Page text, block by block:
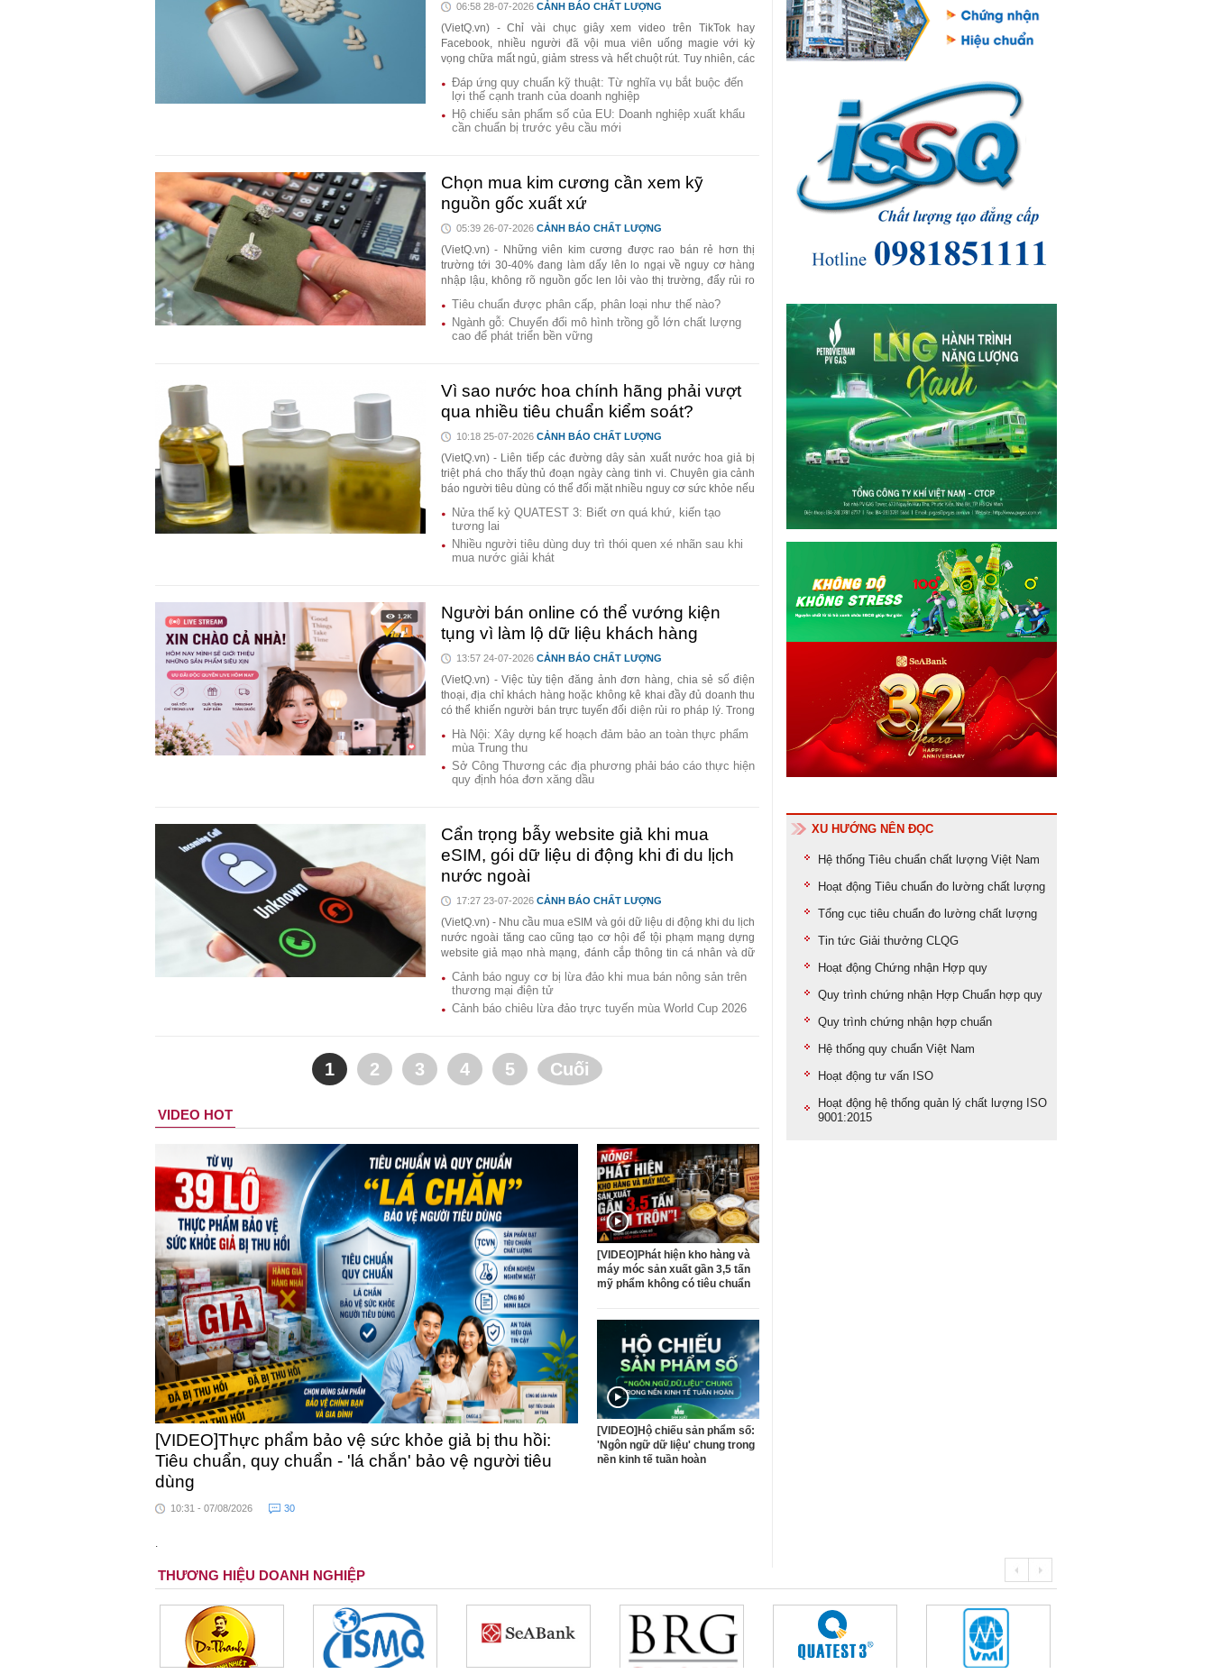
06:58 28-07-2026 CẢNH BÁO CHẤT LƯỢNG
(VietQ.vn) - Chỉ vài chục giây xem video trên TikTok hay
Facebook, nhiều người đã vội mua viên uống magie với kỳ
vọng chữa mất ngủ, giảm stress và hết chuột rút. Tuy nhiên, các
chuyên gia cảnh báo đây không phải là "thần dược" và việc tự ý
sử dụng có thể gây nhiều rủi ro cho sức khỏe.
Đáp ứng quy chuẩn kỹ thuật: Từ nghĩa vụ bắt buộc đến
lợi thế cạnh tranh của doanh nghiệp
Hộ chiếu sản phẩm số của EU: Doanh nghiệp xuất khẩu
cần chuẩn bị trước yêu cầu mới
Chọn mua kim cương cần xem kỹ
nguồn gốc xuất xứ
05:39 26-07-2026 CẢNH BÁO CHẤT LƯỢNG
(VietQ.vn) - Những viên kim cương được rao bán rẻ hơn thị
trường tới 30-40% đang làm dấy lên lo ngại về nguy cơ hàng
nhập lậu, không rõ nguồn gốc len lỏi vào thị trường, đẩy rủi ro
về phía người tiêu dùng.
Tiêu chuẩn được phân cấp, phân loại như thế nào?
Ngành gỗ: Chuyển đổi mô hình trồng gỗ lớn chất lượng
cao để phát triển bền vững
Vì sao nước hoa chính hãng phải vượt
qua nhiều tiêu chuẩn kiểm soát?
10:18 25-07-2026 CẢNH BÁO CHẤT LƯỢNG
(VietQ.vn) - Liên tiếp các đường dây sản xuất nước hoa giả bị
triệt phá cho thấy thủ đoạn ngày càng tinh vi. Chuyên gia cảnh
báo người tiêu dùng có thể đối mặt nhiều nguy cơ sức khỏe nếu
sử dụng sản phẩm không rõ nguồn gốc.
Nửa thế kỷ QUATEST 3: Biết ơn quá khứ, kiến tạo
tương lai
Nhiều người tiêu dùng duy trì thói quen xé nhãn sau khi
mua nước giải khát
Người bán online có thể vướng kiện
tụng vì làm lộ dữ liệu khách hàng
13:57 24-07-2026 CẢNH BÁO CHẤT LƯỢNG
(VietQ.vn) - Việc tùy tiện đăng ảnh đơn hàng, chia sẻ số điện
thoại, địa chỉ khách hàng hoặc không kê khai đầy đủ doanh thu
có thể khiến người bán trực tuyến đối diện rủi ro pháp lý. Trong
khi đó, quy định mới cũng siết trách nhiệm của nền tảng thương
mại điện tử và KOL/KOC.
Hà Nội: Xây dựng kế hoạch đảm bảo an toàn thực phẩm
mùa Trung thu
Sở Công Thương các địa phương phải báo cáo thực hiện
quy định hóa đơn xăng dầu
Cẩn trọng bẫy website giả khi mua
eSIM, gói dữ liệu di động khi đi du lịch
nước ngoài
17:27 23-07-2026 CẢNH BÁO CHẤT LƯỢNG
(VietQ.vn) - Nhu cầu mua eSIM và gói dữ liệu di động khi du lịch
nước ngoài tăng cao cũng tạo cơ hội để tội phạm mạng dựng
website giả mạo nhà mạng, đánh cắp thông tin cá nhân và dữ
Cảnh báo nguy cơ bị lừa đảo khi mua bán nông sản trên
thương mại điện tử
Cảnh báo chiêu lừa đảo trực tuyến mùa World Cup 2026
1 2 3 4 5 Cuối
VIDEO HOT
[VIDEO]Thực phẩm bảo vệ sức khỏe giả bị thu hồi:
Tiêu chuẩn, quy chuẩn - 'lá chắn' bảo vệ người tiêu
dùng
10:31 - 07/08/2026 30
[VIDEO]Phát hiện kho hàng và
máy móc sản xuất gần 3,5 tấn
mỹ phẩm không có tiêu chuẩn
[VIDEO]Hộ chiếu sản phẩm số:
'Ngôn ngữ dữ liệu' chung trong
nền kinh tế tuần hoàn
.
XU HƯỚNG NÊN ĐỌC
Hệ thống Tiêu chuẩn chất lượng Việt Nam
Hoạt động Tiêu chuẩn đo lường chất lượng
Tổng cục tiêu chuẩn đo lường chất lượng
Tin tức Giải thưởng CLQG
Hoạt động Chứng nhận Hợp quy
Quy trình chứng nhận Hợp Chuẩn hợp quy
Quy trình chứng nhận hợp chuẩn
Hệ thống quy chuẩn Việt Nam
Hoạt động tư vấn ISO
Hoạt động hệ thống quản lý chất lượng ISO
9001:2015
THƯƠNG HIỆU DOANH NGHIỆP